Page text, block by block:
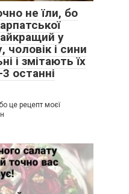
не їли, бо
у
чоловік і сини
і змітають їх
останні
це рецепт моєї